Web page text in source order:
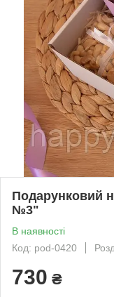
Подарунковий
№3"
В наявності
Код: pod-0420
730 ₴